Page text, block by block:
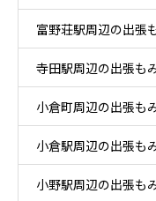
富野荘駅周辺の出張
寺田駅周辺の出張も
小倉町周辺の出張も
小倉駅周辺の出張も
小野駅周辺の出張も